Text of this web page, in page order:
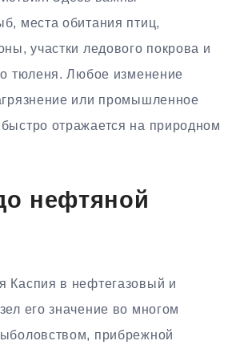
места обитания птиц,
участки ледового покрова и
тюленя. Любое изменение
или промышленное
отражается на природном
нефтяной
Каспия в нефтегазовый и
его значение во многом
прибрежной